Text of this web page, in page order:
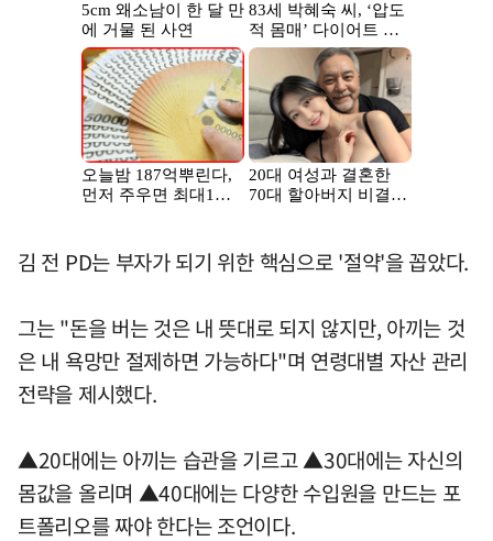
김 전 PD는 부자가 되기 위한 핵심으로 '절약'을 꼽았다.
그는 "돈을 버는 것은 내 뜻대로 되지 않지만, 아끼는 것
은 내 욕망만 절제하면 가능하다"며 연령대별 자산 관리
전략을 제시했다.
▲20대에는 아끼는 습관을 기르고 ▲30대에는 자신의
몸값을 올리며 ▲40대에는 다양한 수입원을 만드는 포
트폴리오를 짜야 한다는 조언이다.